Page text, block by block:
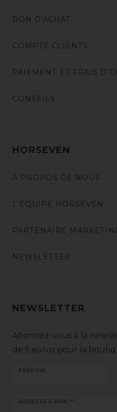
BON D'ACHAT
COMPTE CLIENTS
PAIEMENT ET FRAIS
CONSEILS
HORSEVEN
A PROPOS DE NOUS
L'ÉQUIPE HORSEVEN
PARTENAIRE
NEWSLETTER
NEWSLETTER
Abonnez-vous à la
de 5 euros pour la
PRÉNOM
ADRESSE E-MAIL **